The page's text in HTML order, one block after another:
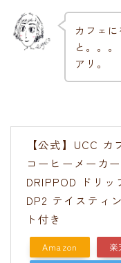
カフェ
と。。
アリ。
【公式】UCC カ
コーヒーメーカー
DRIPPOD ドリッ
DP2 テイスティ
ト付き
Amazon
楽